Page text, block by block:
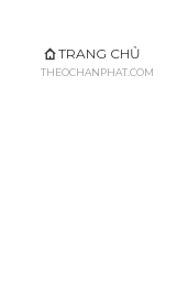
Chữ
Chùa
Danh Sách Chùa
TRANG CHỦ
THEOCHANPHAT.COM